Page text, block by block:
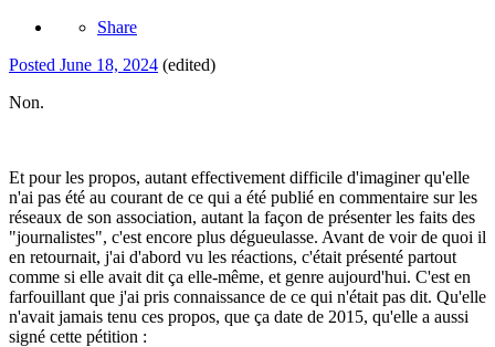
Share
Posted June 18, 2024 (edited)
Non.
Et pour les propos, autant effectivement difficile d'imaginer qu'elle
n'ai pas été au courant de ce qui a été publié en commentaire sur les
réseaux de son association, autant la façon de présenter les faits des
"journalistes", c'est encore plus dégueulasse. Avant de voir de quoi il
en retournait, j'ai d'abord vu les réactions, c'était présenté partout
comme si elle avait dit ça elle-même, et genre aujourd'hui. C'est en
farfouillant que j'ai pris connaissance de ce qui n'était pas dit. Qu'elle
n'avait jamais tenu ces propos, que ça date de 2015, qu'elle a aussi
signé cette pétition :